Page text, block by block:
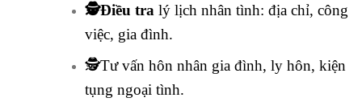
🕵️Điều tra lý lịch nhân tình: địa chỉ, công
việc, gia đình.
🕵️Tư vấn hôn nhân gia đình, ly hôn, kiện
tụng ngoại tình.